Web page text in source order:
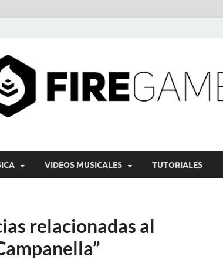
VIDEOS MUSICALES TUTORIALES
relacionadas al